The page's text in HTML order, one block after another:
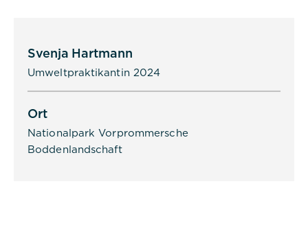
Svenja Hartmann
Umweltpraktikantin 2024
Ort
Nationalpark Vorprommersche
Boddenlandschaft
Alle akzeptieren